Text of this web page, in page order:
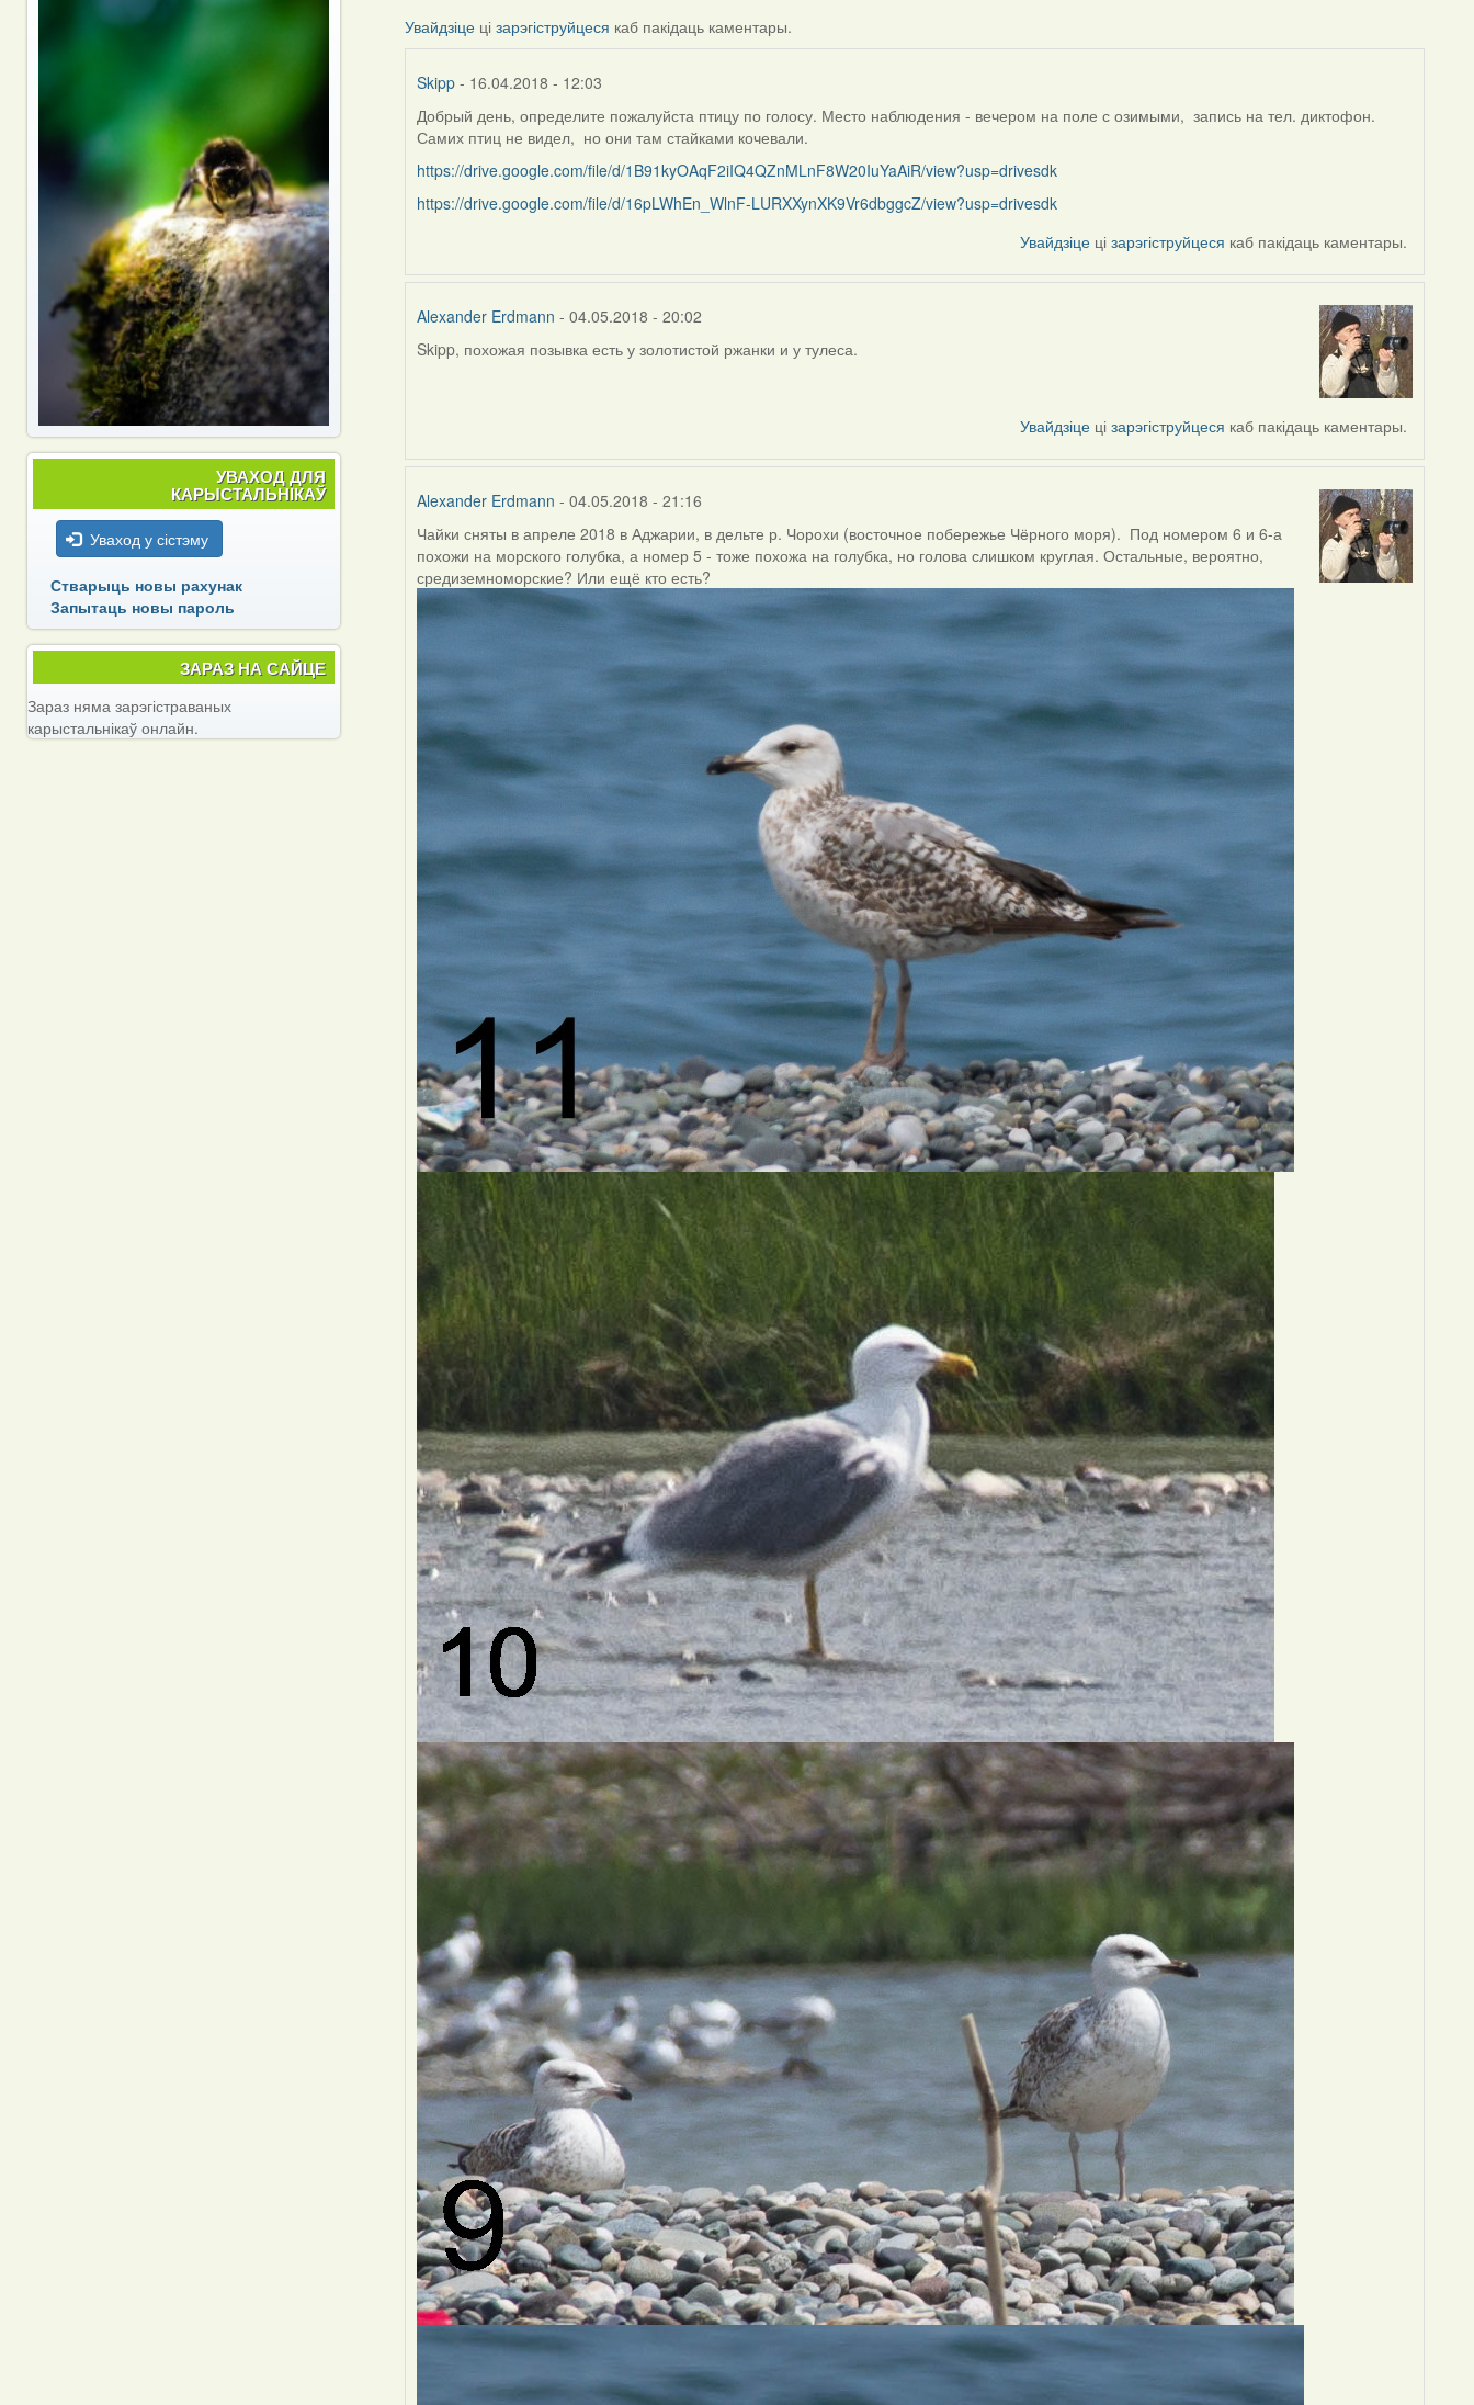
Увайдзіце цізарэгіструйцеся каб пакідаць каментары.
Skipp - 16.04.2018 - 12:03
Добрый день, определите пожалуйста птицу по голосу. Место наблюдения - вечером на поле с озимыми, запись на тел. диктофон.
Самих птиц не видел, но они там стайками кочевали.
https://drive.google.com/file/d/1B91kyOAqF2iIQ4QZnMLnF8W20IuYaAiR/view?usp=drivesdk
https://drive.google.com/file/d/16pLWhEn_WlnF-LURXXynXK9Vr6dbggcZ/view?usp=drivesdk
Увайдзіце цізарэгіструйцеся каб пакідаць каментары.
Alexander Erdmann - 04.05.2018 - 20:02
In
Skipp, похожая позывка есть у золотистой ржанки и у тулеса.
Увайдзіце цізарэгіструйцеся каб пакідаць каментары.
Alexander Erdmann - 04.05.2018 - 21:16
Чайки сняты в апреле 2018 в Аджарии, в дельте р. Чорохи (восточное побережье Чёрного моря). Под номером 6 и 6-а
похожи на морского голубка, а номер 5 - тоже похожа на голубка, но голова слишком круглая. Остальные, вероятно,
средиземноморские? Или ещё кто есть?
УВАХОД ДЛЯ
КАРЫСТАЛЬНІКАЎ
Уваход у сістэму
Стварыць новы рахунак
Запытаць новы пароль
ЗАРАЗ НА САЙЦЕ
Зараз няма зарэгістраваных
карыстальнікаў онлайн.